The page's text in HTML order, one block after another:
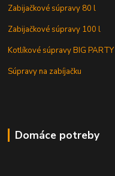
Zabijačkové súpravy 80 l
Zabijačkové súpravy 100 l
Kotlíkové súpravy BIG PARTY
Súpravy na zabíjačku
Domáce potreby